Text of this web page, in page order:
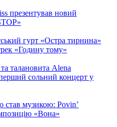
презентував новий
гурт «Остра тирнина»
«Годину тому»
талановита Alena
сольний концерт у
став музикою: Povin’
«Вона»